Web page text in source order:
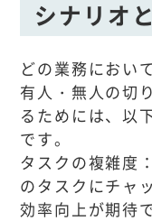
シナリオ
どの業務におい
有人・無人の切
るためには、以
です。
タスクの複雑度
のタスクにチャ
効率向上が期待